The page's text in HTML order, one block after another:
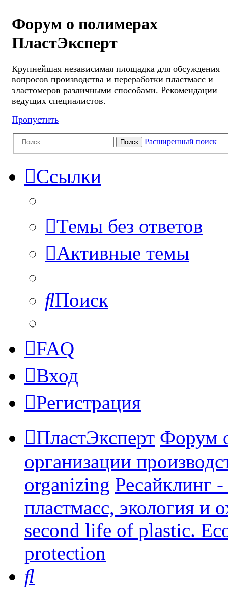
Форум о полимерах
ПластЭксперт
Крупнейшая независимая площадка для обсуждения
вопросов производства и переработки пластмасс и
эластомеров различными способами. Рекомендации
ведущих специалистов.
Пропустить
Поиск Расширенный поиск
Ссылки
Темы без ответов
Активные темы
Поиск
FAQ
Вход
Регистрация
ПластЭксперт Форум
организации
organizing Ресайклинг
пластмасс, экология и
second life of plastic.
protection